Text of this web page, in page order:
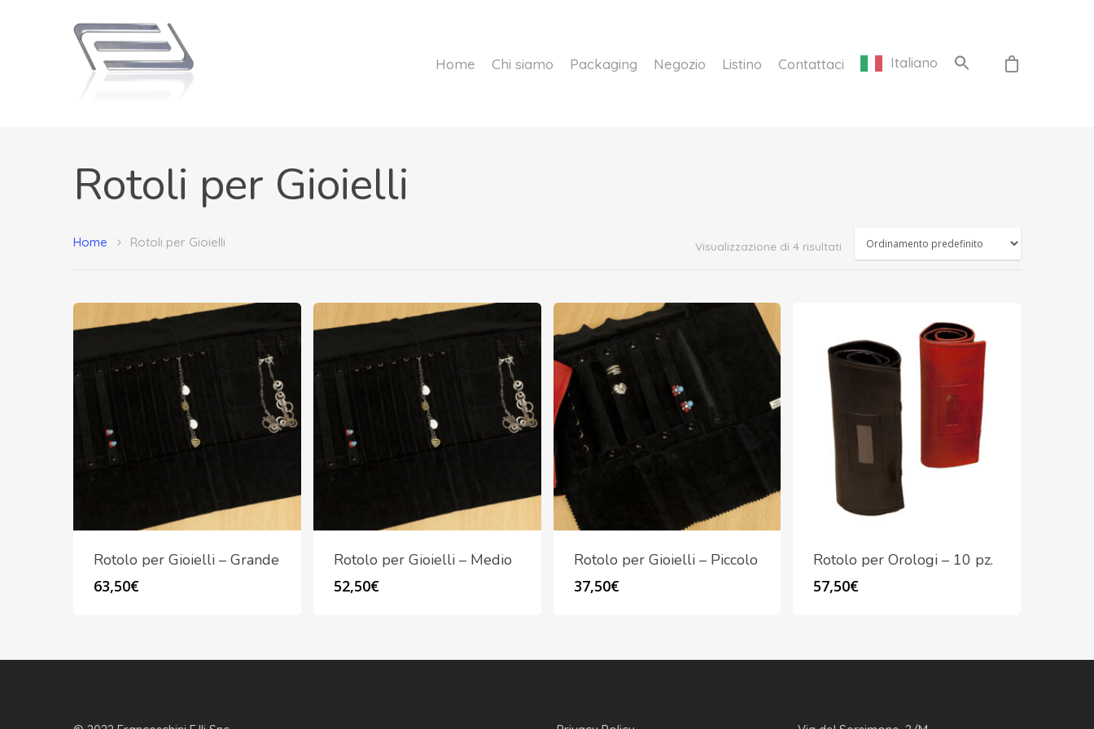
Home Chi siamo Packaging Negozio Listino Contattaci Italiano
Rotoli per Gioielli
Visualizzazione di 4 risultati
Home Rotoli per Gioielli
Rotolo per Gioielli – Grande
63,50€
Rotolo per Gioielli – Medio
52,50€
Rotolo per Gioielli – Piccolo
37,50€
Rotolo per Orologi – 10 pz.
57,50€